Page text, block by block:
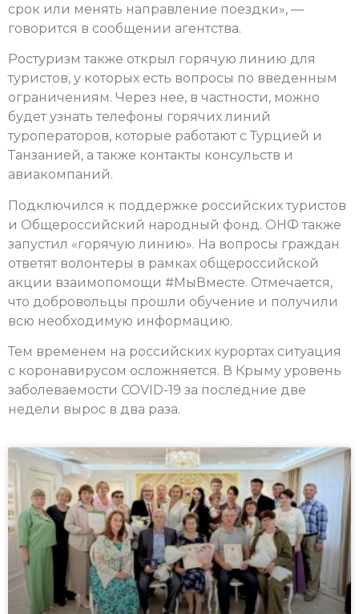
срок или менять направление поездки», —
говорится в сообщении агентства.
Ростуризм также открыл горячую линию для
туристов, у которых есть вопросы по введенным
ограничениям. Через нее, в частности, можно
будет узнать телефоны горячих линий
туроператоров, которые работают с Турцией и
Танзанией, а также контакты консульств и
авиакомпаний.
Подключился к поддержке российских туристов
и Общероссийский народный фонд. ОНФ также
запустил «горячую линию». На вопросы граждан
ответят волонтеры в рамках общероссийской
акции взаимопомощи #МыВместе. Отмечается,
что добровольцы прошли обучение и получили
всю необходимую информацию.
Тем временем на российских курортах ситуация
с коронавирусом осложняется. В Крыму уровень
заболеваемости COVID-19 за последние две
недели вырос в два раза.